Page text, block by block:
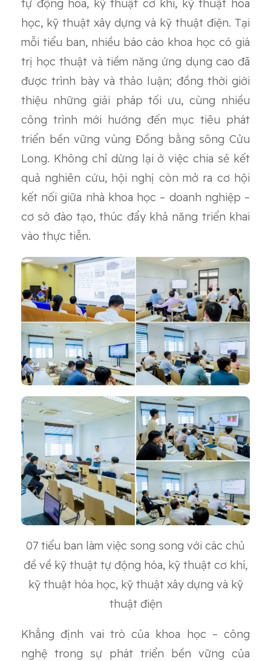
tự động hóa, kỹ thuật cơ khí, kỹ thuật hóa
học, kỹ thuật xây dựng và kỹ thuật điện. Tại
mỗi tiểu ban, nhiều báo cáo khoa học có giá
trị học thuật và tiềm năng ứng dụng cao đã
được trình bày và thảo luận; đồng thời giới
thiệu những giải pháp tối ưu, cùng nhiều
công trình mới hướng đến mục tiêu phát
triển bền vững vùng Đồng bằng sông Cửu
Long. Không chỉ dừng lại ở việc chia sẻ kết
quả nghiên cứu, hội nghị còn mở ra cơ hội
kết nối giữa nhà khoa học – doanh nghiệp –
cơ sở đào tạo, thúc đẩy khả năng triển khai
vào thực tiễn.
07 tiểu ban làm việc song song với các chủ
đề về kỹ thuật tự động hóa, kỹ thuật cơ khí,
kỹ thuật hóa học, kỹ thuật xây dựng và kỹ
thuật điện
Khẳng định vai trò của khoa học – công
nghệ trong sự phát triển bền vững của